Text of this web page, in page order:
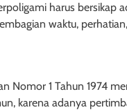
harus bersikap
waktu,
Nomor 1 Tahun 1974
karena adanya